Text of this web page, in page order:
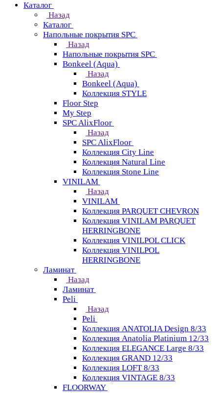
Каталог
Назад
Каталог
Напольные покрытия SPC
Назад
Напольные покрытия SPC
Bonkeel (Aqua)
Назад
Bonkeel (Aqua)
Коллекция STYLE
Floor Step
My Step
SPC AlixFloor
Назад
SPC AlixFloor
Коллекция City Line
Коллекция Natural Line
Коллекция Stone Line
VINILAM
Назад
VINILAM
Коллекция PARQUET CHEVRON
Коллекция VINILAM PARQUET
HERRINGBONE
Коллекция VINILPOL CLICK
Коллекция VINILPOL
HERRINGBONE
Ламинат
Назад
Ламинат
Peli
Назад
Peli
Коллекция ANATOLIA Design 8/33
Коллекция Anatolia Platinium 12/33
Коллекция ELEGANCE Large 8/33
Коллекция GRAND 12/33
Коллекция LOFT 8/33
Коллекция VINTAGE 8/33
FLOORWAY